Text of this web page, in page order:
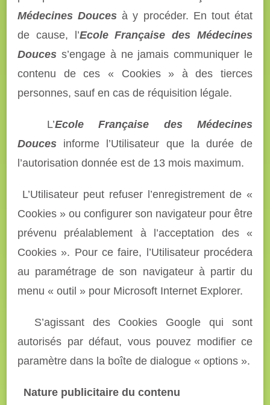
Médecines Doucesà y procéder. En tout état
de cause, l’Ecole Française des Médecines
Douces s’engage à ne jamais communiquer le
contenu de ces « Cookies » à des tierces
personnes, sauf en cas de réquisition légale.
L’Ecole Française des Médecines
Douces informe l’Utilisateur que la durée de
l’autorisation donnée est de 13 mois maximum.
L’Utilisateur peut refuser l’enregistrement de «
Cookies » ou configurer son navigateur pour être
prévenu préalablement à l’acceptation des «
Cookies ». Pour ce faire, l’Utilisateur procédera
au paramétrage de son navigateur à partir du
menu « outil » pour Microsoft Internet Explorer.
S’agissant des Cookies Google qui sont
autorisés par défaut, vous pouvez modifier ce
paramètre dans la boîte de dialogue « options ».
Nature publicitaire du contenu